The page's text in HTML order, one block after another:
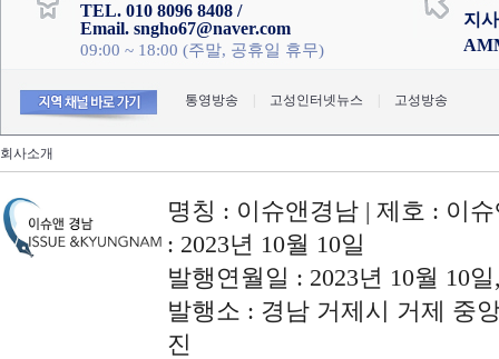
TEL. 010 8096 8408 /
Email. sngho67@naver.com
09:00 ~ 18:00 (주말, 공휴일 휴무)
지
통영방송 고성인터넷뉴스 고성방송
회사소개
명칭 : 이슈앤경남 | 제호 : 이
: 2023년 10월 10일
발행연월일 : 2023년 10월 10
발행소 : 경남 거제시 거제 중
진